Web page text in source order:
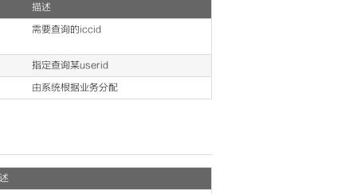
描述
需要查询的iccid
指定查询某userid
由系统根据业务分配